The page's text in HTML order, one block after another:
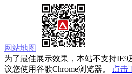
网站地图
为了最佳展示效果，本站不支持
议您使用谷歌Chrome浏览器。
点击